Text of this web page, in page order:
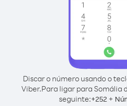
Discar o número usando o
Viber.Para ligar para Somália
seguinte:+252+